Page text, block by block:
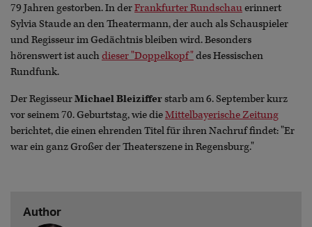
79 Jahren gestorben. In derFrankfurter Rundschauerinnert
Sylvia Staude an den Theatermann, der auch als Schauspieler
und Regisseur im Gedächtnis bleiben wird. Besonders
hörenswert ist auchdieser "Doppelkopf"des Hessischen
Rundfunk.
Der RegisseurMichael Bleizifferstarb am 6. September kurz
vor seinem 70. Geburtstag, wie dieMittelbayerische Zeitung
berichtet, die einen ehrenden Titel für ihren Nachruf findet: "Er
war ein ganz Großer der Theaterszene in Regensburg."
Author